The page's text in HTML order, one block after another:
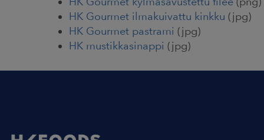
HK Gourmet ilmakuivattu kinkku (jpg)
HK Gourmet pastrami (jpg)
HK mustikkasinappi (jpg)